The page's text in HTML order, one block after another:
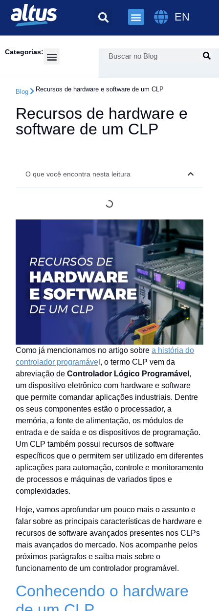
EN
Categorias:
Blog Recursos de hardware e software de um CLP
Recursos de hardware e
software de um CLP
O que você encontra nesta leitura
Como já mencionamos no artigo sobre a história do
controlador programáve l, o termo CLP vem da
abreviação de Controlador Lógico Programável ,
um dispositivo eletrônico com hardware e software
que permite comandar aplicações industriais. Dentre
os seus componentes estão o processador, a
memória, a fonte de alimentação, os módulos de
entrada e de saída e os dispositivos de programação.
Um CLP também possui recursos de software
específicos que o permitem ser utilizado em diferentes
aplicações para automação, controle e monitoramento
de processos e máquinas de variados tipos e
complexidades.
Hoje, vamos aprofundar um pouco mais o assunto e
falar sobre as principais características de hardware e
recursos de software avançados presentes nos CLPs
mais avançados do mercado. Nos acompanhe pelos
próximos parágrafos e saiba mais sobre o
funcionamento de um controlador programável.
Conhecendo o hardware